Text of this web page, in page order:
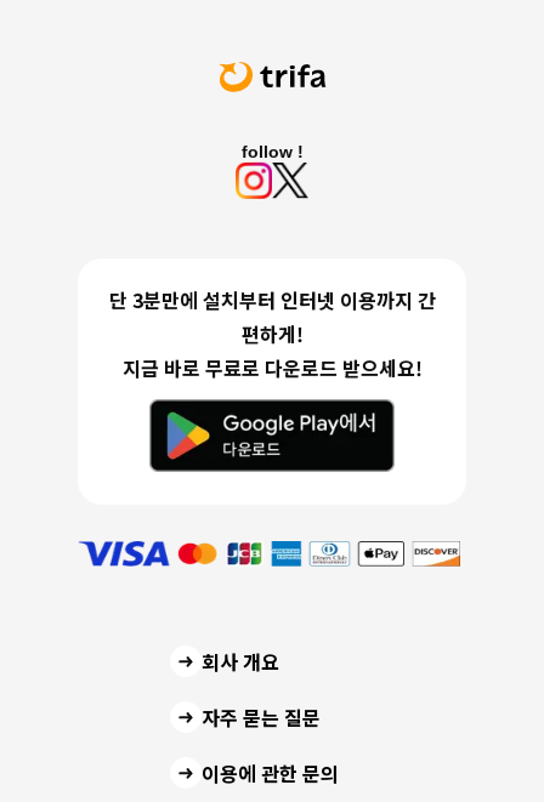
follow !
단 3분만에 설치부터 인터넷 이용까지 간
편하게!
지금 바로 무료로 다운로드 받으세요!
회사 개요
자주 묻는 질문
이용에 관한 문의